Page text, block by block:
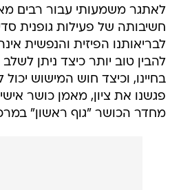
לאתגר משמעותי עבור רבים
חשיבותה של פעילות גופנית
לבריאותנו הפיזית והנפשית
להבין טוב יותר כיצד ניתן לשלב
בחיינו, וכיצד חוש המישוש
פגשנו את ציון, מאמן כושר
מחדר הכושר "גוף ראשון"